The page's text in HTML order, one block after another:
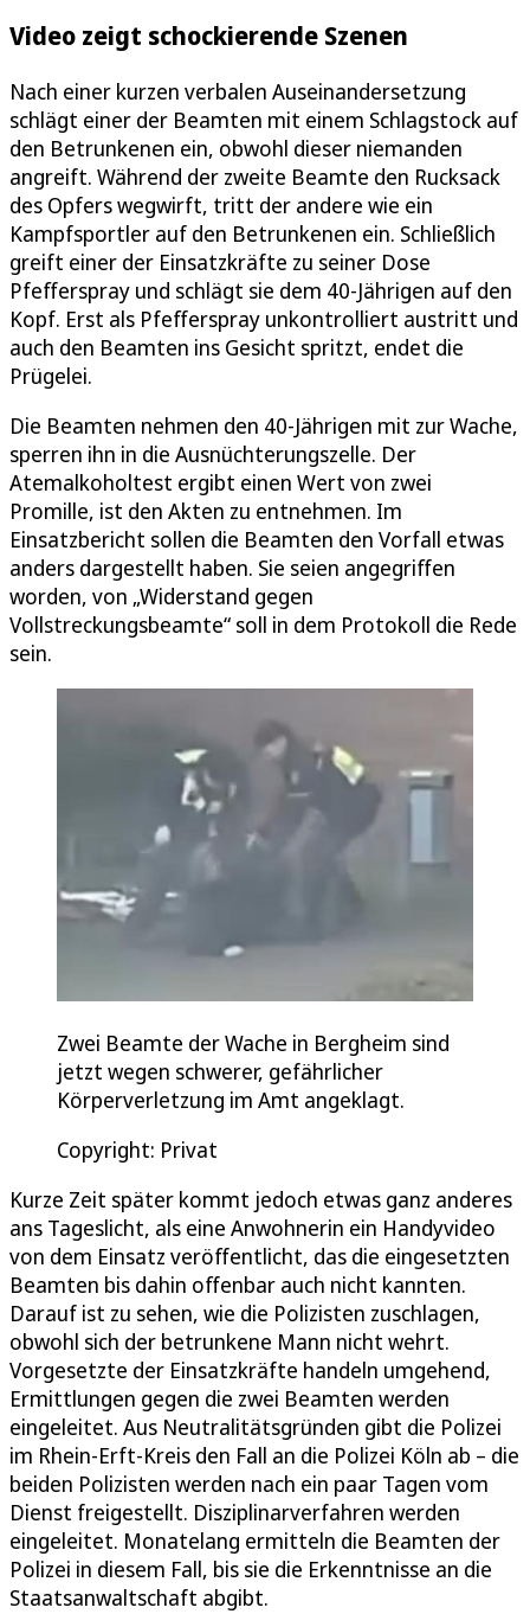
Video zeigt schockierende Szenen
Nach einer kurzen verbalen Auseinandersetzung
schlägt einer der Beamten mit einem Schlagstock auf
den Betrunkenen ein, obwohl dieser niemanden
angreift. Während der zweite Beamte den Rucksack
des Opfers wegwirft, tritt der andere wie ein
Kampfsportler auf den Betrunkenen ein. Schließlich
greift einer der Einsatzkräfte zu seiner Dose
Pfefferspray und schlägt sie dem 40-Jährigen auf den
Kopf. Erst als Pfefferspray unkontrolliert austritt und
auch den Beamten ins Gesicht spritzt, endet die
Prügelei.
Die Beamten nehmen den 40-Jährigen mit zur Wache,
sperren ihn in die Ausnüchterungszelle. Der
Atemalkoholtest ergibt einen Wert von zwei
Promille, ist den Akten zu entnehmen. Im
Einsatzbericht sollen die Beamten den Vorfall etwas
anders dargestellt haben. Sie seien angegriffen
worden, von „Widerstand gegen
Vollstreckungsbeamte“ soll in dem Protokoll die Rede
sein.
Zwei Beamte der Wache in Bergheim sind
jetzt wegen schwerer, gefährlicher
Körperverletzung im Amt angeklagt.
Copyright: Privat
Kurze Zeit später kommt jedoch etwas ganz anderes
ans Tageslicht, als eine Anwohnerin ein Handyvideo
von dem Einsatz veröffentlicht, das die eingesetzten
Beamten bis dahin offenbar auch nicht kannten.
Darauf ist zu sehen, wie die Polizisten zuschlagen,
obwohl sich der betrunkene Mann nicht wehrt.
Vorgesetzte der Einsatzkräfte handeln umgehend,
Ermittlungen gegen die zwei Beamten werden
eingeleitet. Aus Neutralitätsgründen gibt die Polizei
im Rhein-Erft-Kreis den Fall an die Polizei Köln ab – die
beiden Polizisten werden nach ein paar Tagen vom
Dienst freigestellt. Disziplinarverfahren werden
eingeleitet. Monatelang ermitteln die Beamten der
Polizei in diesem Fall, bis sie die Erkenntnisse an die
Staatsanwaltschaft abgibt.